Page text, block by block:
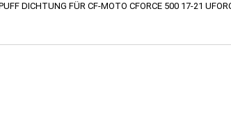
DICHTUNG FÜR CF-MOTO CFORCE 500 17-21